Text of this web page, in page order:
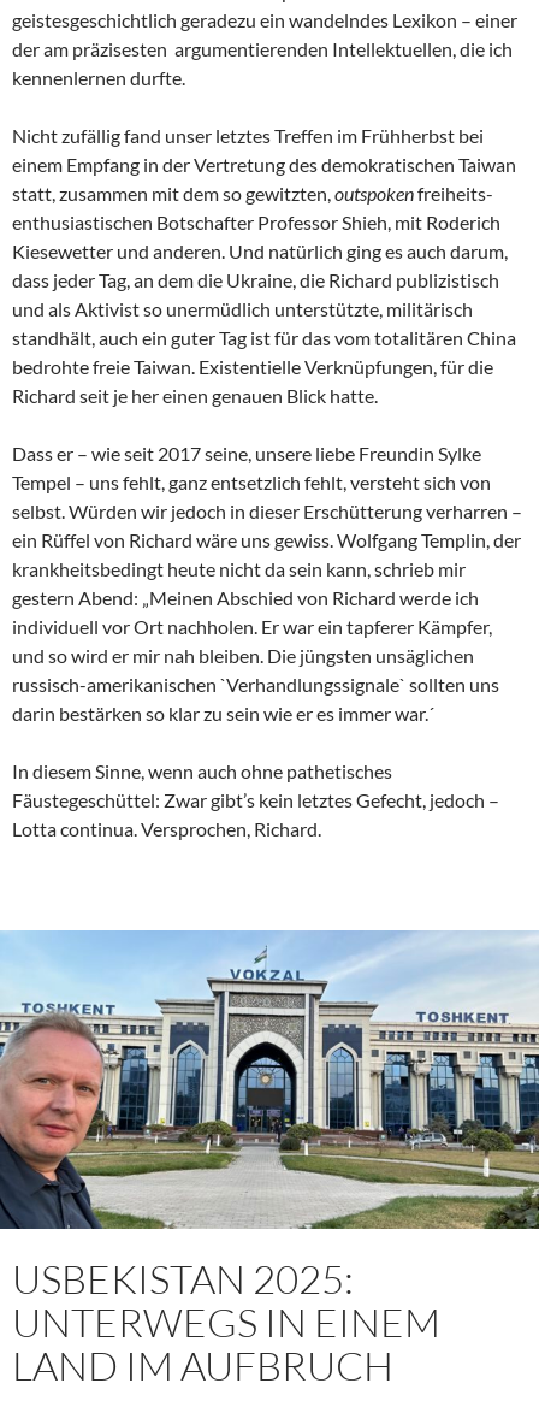
geistesgeschichtlich geradezu ein wandelndes Lexikon – einer
der am präzisesten argumentierenden Intellektuellen, die ich
kennenlernen durfte.
Nicht zufällig fand unser letztes Treffen im Frühherbst bei
einem Empfang in der Vertretung des demokratischen Taiwan
statt, zusammen mit dem so gewitzten,outspokenfreiheits-
enthusiastischen Botschafter Professor Shieh, mit Roderich
Kiesewetter und anderen. Und natürlich ging es auch darum,
dass jeder Tag, an dem die Ukraine, die Richard publizistisch
und als Aktivist so unermüdlich unterstützte, militärisch
standhält, auch ein guter Tag ist für das vom totalitären China
bedrohte freie Taiwan. Existentielle Verknüpfungen, für die
Richard seit je her einen genauen Blick hatte.
Dass er – wie seit 2017 seine, unsere liebe Freundin Sylke
Tempel – uns fehlt, ganz entsetzlich fehlt, versteht sich von
selbst. Würden wir jedoch in dieser Erschütterung verharren –
ein Rüffel von Richard wäre uns gewiss. Wolfgang Templin, der
krankheitsbedingt heute nicht da sein kann, schrieb mir
gestern Abend: „Meinen Abschied von Richard werde ich
individuell vor Ort nachholen. Er war ein tapferer Kämpfer,
und so wird er mir nah bleiben. Die jüngsten unsäglichen
russisch-amerikanischen `Verhandlungssignale` sollten uns
darin bestärken so klar zu sein wie er es immer war.´
In diesem Sinne, wenn auch ohne pathetisches
Fäustegeschüttel: Zwar gibt’s kein letztes Gefecht, jedoch –
Lotta continua. Versprochen, Richard.
USBEKISTAN 2025:
UNTERWEGS IN EINEM
LAND IM AUFBRUCH